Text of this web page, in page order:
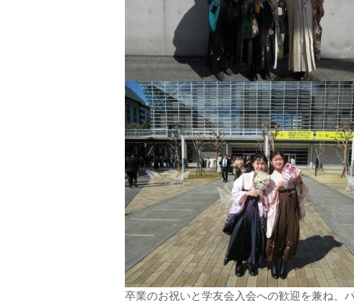
卒業のお祝いと学友会入会への歓迎を兼ね、